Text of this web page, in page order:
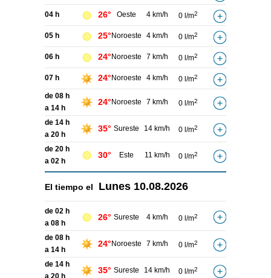
04 h 26° Oeste 4 km/h 0 l/m2
05 h 25° Noroeste 4 km/h 0 l/m2
06 h 24° Noroeste 7 km/h 0 l/m2
07 h 24° Noroeste 4 km/h 0 l/m2
de 08 h
a 14 h
24° Noroeste 7 km/h 0 l/m2
de 14 h
a 20 h
35° Sureste 14 km/h 0 l/m2
de 20 h
a 02 h
30° Este 11 km/h 0 l/m2
El tiempo el Lunes 10.08.2026
de 02 h
a 08 h
26° Sureste 4 km/h 0 l/m2
de 08 h
a 14 h
24° Noroeste 7 km/h 0 l/m2
de 14 h
35° Sureste 14 km/h 0 l/m2